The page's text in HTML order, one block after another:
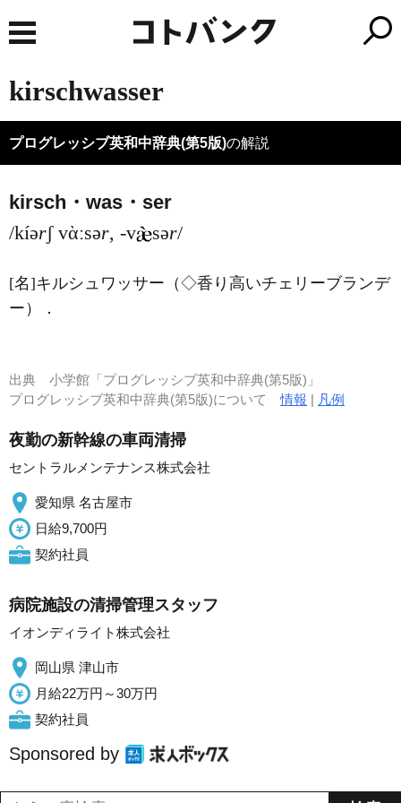
kirschwasser
プログレッシブ英和中辞典(第5版)の解説
kirsch・was・ser
/kíərʃ vὰːsər, -v sər/
[名]キルシュワッサー（◇香り高いチェリーブランデ
ー）
．
出典 小学館「プログレッシブ英和中辞典(第5版)」
プログレッシブ英和中辞典(第5版)について情報 凡例
夜勤の新幹線の車両清掃
セントラルメンテナンス株式会社
愛知県 名古屋市
日給9,700円
契約社員
病院施設の清掃管理スタッフ
イオンディライト株式会社
岡山県 津山市
月給22万円～30万円
契約社員
Sponsored by